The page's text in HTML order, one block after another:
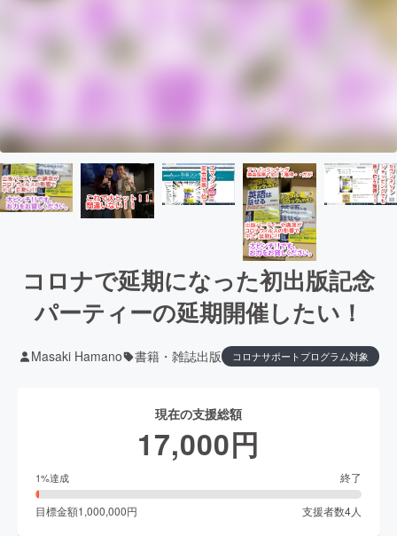
コロナで延期になった初出版記念
パーティーの延期開催したい！
Masaki Hamano 書籍・雑誌出版 コロナサポートプログラム対象
現在の支援総額
17,000円
1%達成 終了
目標金額1,000,000円 支援者数4人